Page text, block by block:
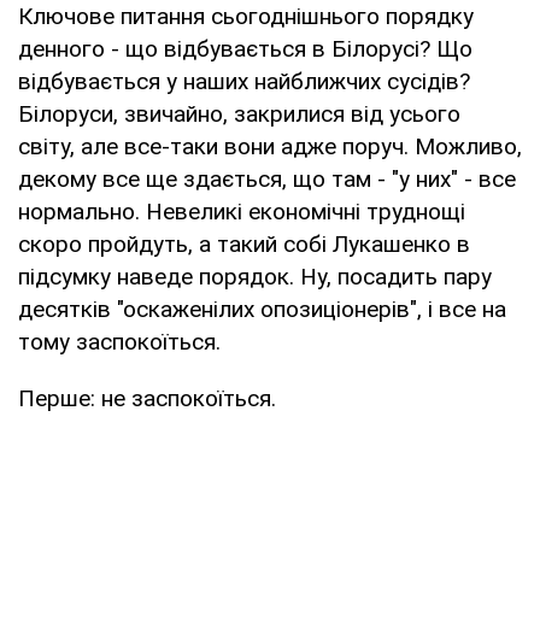
Ключове питання сьогоднішнього порядку
денного - що відбувається в Білорусі? Що
відбувається у наших найближчих сусідів?
Білоруси, звичайно, закрилися від усього
світу, але все-таки вони адже поруч. Можливо,
декому все ще здається, що там - "у них" - все
нормально. Невеликі економічні труднощі
скоро пройдуть, а такий собі Лукашенко в
підсумку наведе порядок. Ну, посадить пару
десятків "оскаженілих опозиціонерів", і все на
тому заспокоїться.
Перше: не заспокоїться.